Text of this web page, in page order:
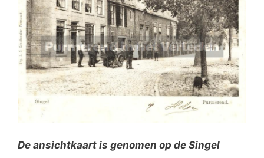
De ansichtkaart is genomen op de Singel